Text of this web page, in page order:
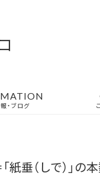
・ブログ
紙垂（しで）」の